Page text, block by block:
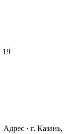
19
Адрес · г. Казань,